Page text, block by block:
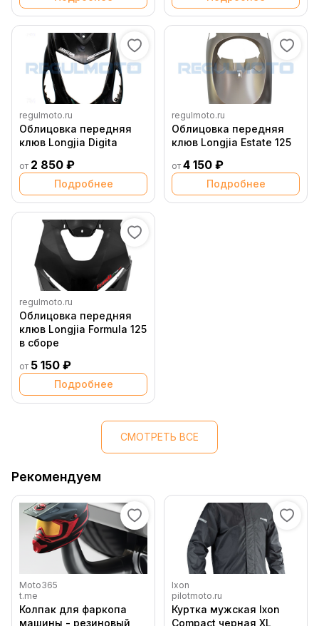
regulmoto.ru
Облицовка передняя
клюв Longjia Digita
от 2 850 ₽
Подробнее
regulmoto.ru
Облицовка передняя
клюв Longjia Estate 125
от 4 150 ₽
Подробнее
regulmoto.ru
Облицовка передняя
клюв Longjia Formula 125
в сборе
от 5 150 ₽
Подробнее
СМОТРЕТЬ ВСЕ
Рекомендуем
Moto365
t.me
Колпак для фаркопа
машины - резиновый
Ixon
pilotmoto.ru
Куртка мужская Ixon
Compact черная XL